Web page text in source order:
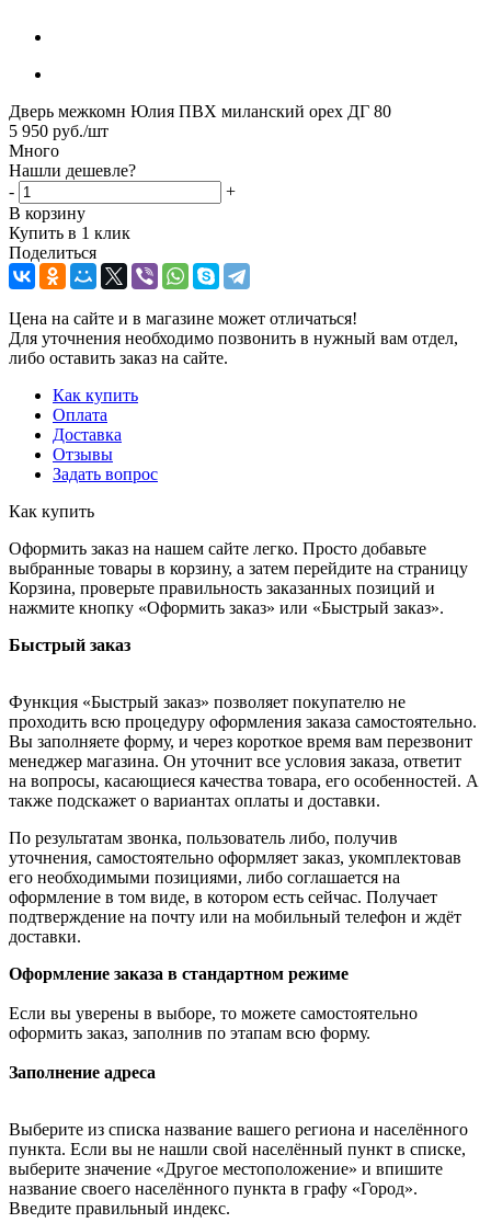
Дверь межкомн Юлия ПВХ миланский орех ДГ 80
5 950 руб./шт
Много
Нашли дешевле?
-
+
В корзину
Купить в 1 клик
Поделиться
Цена на сайте и в магазине может отличаться!
Для уточнения необходимо позвонить в нужный вам отдел,
либо оставить заказ на сайте.
Как купить
Оплата
Доставка
Отзывы
Задать вопрос
Как купить
Оформить заказ на нашем сайте легко. Просто добавьте
выбранные товары в корзину, а затем перейдите на страницу
Корзина, проверьте правильность заказанных позиций и
нажмите кнопку «Оформить заказ» или «Быстрый заказ».
Быстрый заказ
Функция «Быстрый заказ» позволяет покупателю не
проходить всю процедуру оформления заказа самостоятельно.
Вы заполняете форму, и через короткое время вам перезвонит
менеджер магазина. Он уточнит все условия заказа, ответит
на вопросы, касающиеся качества товара, его особенностей. А
также подскажет о вариантах оплаты и доставки.
По результатам звонка, пользователь либо, получив
уточнения, самостоятельно оформляет заказ, укомплектовав
его необходимыми позициями, либо соглашается на
оформление в том виде, в котором есть сейчас. Получает
подтверждение на почту или на мобильный телефон и ждёт
доставки.
Оформление заказа в стандартном режиме
Если вы уверены в выборе, то можете самостоятельно
оформить заказ, заполнив по этапам всю форму.
Заполнение адреса
Выберите из списка название вашего региона и населённого
пункта. Если вы не нашли свой населённый пункт в списке,
выберите значение «Другое местоположение» и впишите
название своего населённого пункта в графу «Город».
Введите правильный индекс.